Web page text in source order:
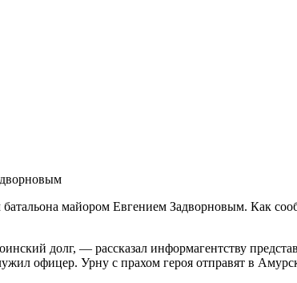
майором Евгением Задворновым. Как
долг, — рассказал информагентству
офицер. Урну с прахом героя отправят в